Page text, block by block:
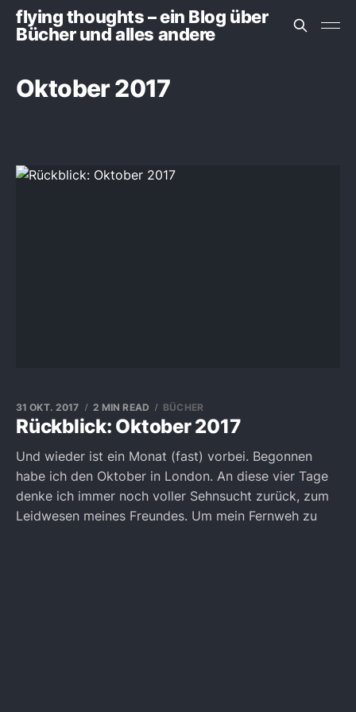
flying thoughts – ein Blog über
Bücher und alles andere
Oktober 2017
Rückblick: Oktober 2017
31 OKT. 2017 2 MIN READ BÜCHER
Und wieder ist ein Monat (fast) vorbei. Begonnen
habe ich den Oktober in London. An diese vier Tage
denke ich immer noch voller Sehnsucht zurück, zum
Leidwesen meines Freundes. Um mein Fernweh zu